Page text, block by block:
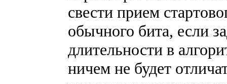
свести прием
обычного бита, если
длительности в
ничем не будет